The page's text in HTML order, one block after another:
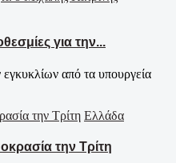
για την...
από τα υπουργεία
Ελλάδα
την Τρίτη